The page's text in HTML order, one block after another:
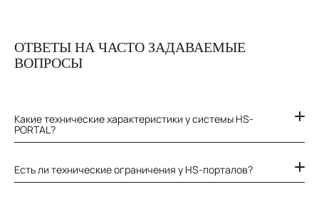
ОТВЕТЫ НА ЧАСТО ЗАДАВАЕМЫЕ
ВОПРОСЫ
Какие технические характеристики у системы HS-
PORTAL?
Есть ли технические ограничения у HS-порталов?